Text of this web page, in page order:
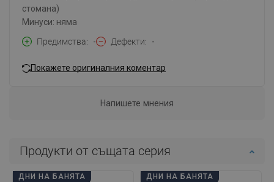
стомана)
Минуси: няма
Предимства
- Дефекти -
Покажете оригиналния коментар
Напишете мнения
Продукти от същата серия
ДНИ НА БАНЯТА ДНИ НА БАНЯТА